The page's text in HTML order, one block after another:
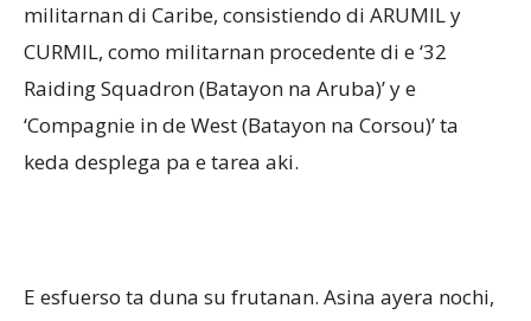
militarnan di Caribe, consistiendo di ARUMIL y
CURMIL, como militarnan procedente di e ‘32
Raiding Squadron (Batayon na Aruba)’ y e
‘Compagnie in de West (Batayon na Corsou)’ ta
keda desplega pa e tarea aki.
E esfuerso ta duna su frutanan. Asina ayera nochi,